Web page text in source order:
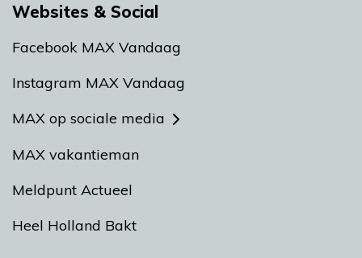
Websites & Social
Facebook MAX Vandaag
Instagram MAX Vandaag
MAX op sociale media
MAX vakantieman
Meldpunt Actueel
Heel Holland Bakt